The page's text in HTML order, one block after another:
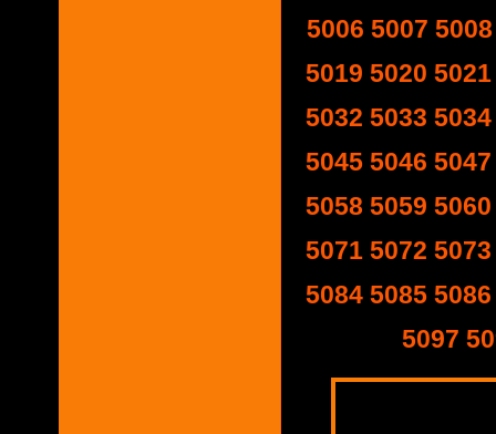
5006 5007 5008
5019 5020 5021
5032 5033 5034
5045 5046 5047
5058 5059 5060
5071 5072 5073
5084 5085 5086
5097